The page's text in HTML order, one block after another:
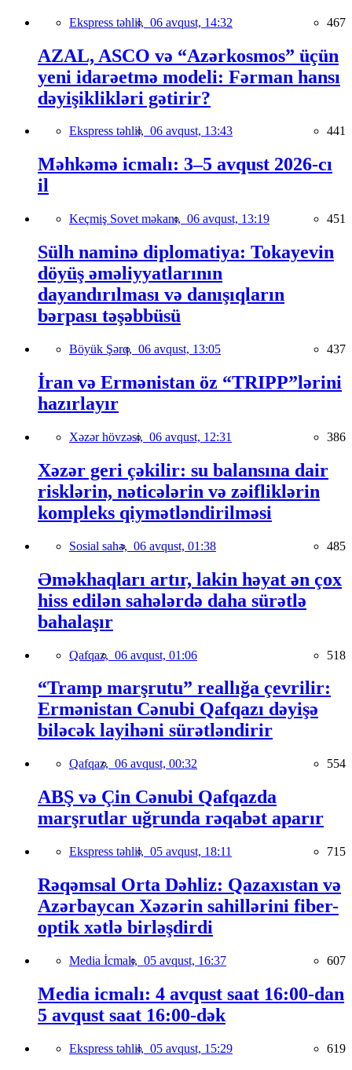
Ekspress təhlil, 06 avqust, 14:32 467
AZAL, ASCO və “Azərkosmos” üçün
yeni idarəetmə modeli: Fərman hansı
dəyişiklikləri gətirir?
Ekspress təhlil, 06 avqust, 13:43 441
Məhkəmə icmalı: 3–5 avqust 2026-cı
il
Keçmiş Sovet məkanı, 06 avqust, 13:19 451
Sülh naminə diplomatiya: Tokayevin
döyüş əməliyyatlarının
dayandırılması və danışıqların
bərpası təşəbbüsü
Böyük Şərq, 06 avqust, 13:05 437
İran və Ermənistan öz “TRIPP”lərini
hazırlayır
Xəzər hövzəsi, 06 avqust, 12:31 386
Xəzər geri çəkilir: su balansına dair
risklərin, nəticələrin və zəifliklərin
kompleks qiymətləndirilməsi
Sosial sahə, 06 avqust, 01:38 485
Əməkhaqları artır, lakin həyat ən çox
hiss edilən sahələrdə daha sürətlə
bahalaşır
Qafqaz, 06 avqust, 01:06 518
“Tramp marşrutu” reallığa çevrilir:
Ermənistan Cənubi Qafqazı dəyişə
biləcək layihəni sürətləndirir
Qafqaz, 06 avqust, 00:32 554
ABŞ və Çin Cənubi Qafqazda
marşrutlar uğrunda rəqabət aparır
Ekspress təhlil, 05 avqust, 18:11 715
Rəqəmsal Orta Dəhliz: Qazaxıstan və
Azərbaycan Xəzərin sahillərini fiber-
optik xətlə birləşdirdi
Media İcmalı, 05 avqust, 16:37 607
Media icmalı: 4 avqust saat 16:00-dan
5 avqust saat 16:00-dək
Ekspress təhlil, 05 avqust, 15:29 619